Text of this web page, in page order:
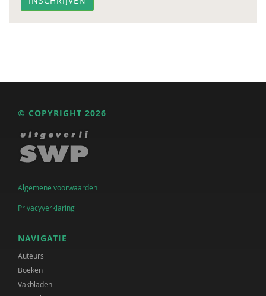
© COPYRIGHT 2026
Algemene voorwaarden
Privacyverklaring
NAVIGATIE
Auteurs
Boeken
Vakbladen